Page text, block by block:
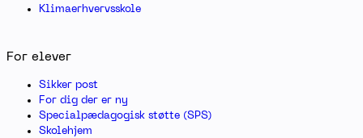
Klimaerhvervsskole
For elever
Sikker post
For dig der er ny
Specialpædagogisk støtte (SPS)
Skolehjem